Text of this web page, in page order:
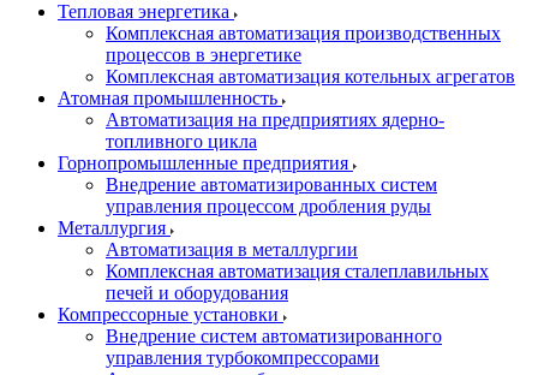
Тепловая энергетика
Комплексная автоматизация производственных
процессов в энергетике
Комплексная автоматизация котельных агрегатов
Атомная промышленность
Автоматизация на предприятиях ядерно-
топливного цикла
Горнопромышленные предприятия
Внедрение автоматизированных систем
управления процессом дробления руды
Металлургия
Автоматизация в металлургии
Комплексная автоматизация сталеплавильных
печей и оборудования
Компрессорные установки
Внедрение систем автоматизированного
управления турбокомпрессорами